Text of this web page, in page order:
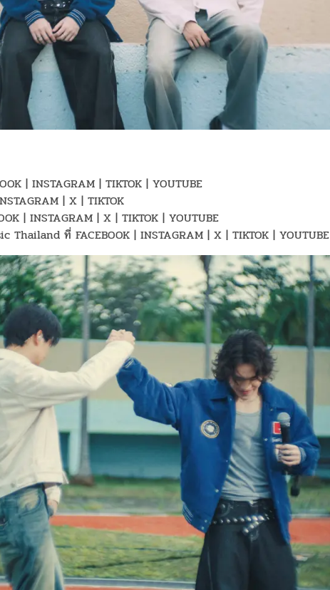
| INSTAGRAM | TIKTOK | YOUTUBE
| X | TIKTOK
| INSTAGRAM | X | TIKTOK | YOUTUBE
Thailand ที่ FACEBOOK | INSTAGRAM | X | TIKTOK | YOUTUBE